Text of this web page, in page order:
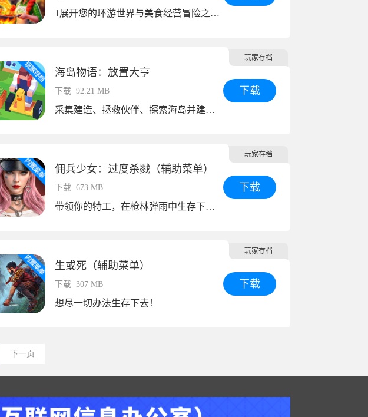
1展开您的环游世界与美食经营冒险之旅！
海岛物语：放置大亨
下载 92.21 MB
采集建造、拯救伙伴、探索海岛并建造你的海岛帝国！
下载
玩家存档
佣兵少女：过度杀戮（辅助菜单）
下载 673 MB
带领你的特工，在枪林弹雨中生存下来！
下载
玩家存档
生或死（辅助菜单）
下载 307 MB
想尽一切办法生存下去！
下载
玩家存档
下一页